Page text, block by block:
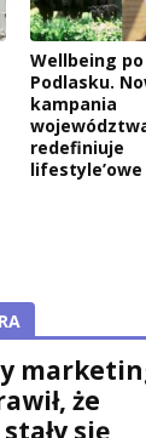
Wellbeing po
Podlasku.
kampania
redefiniuje
że
się